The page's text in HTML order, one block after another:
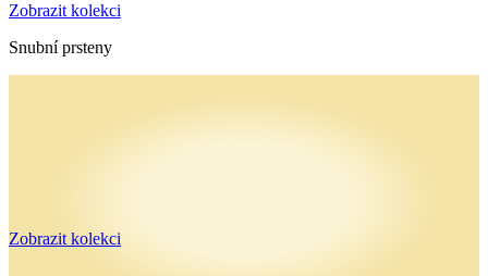
Zobrazit kolekci
Snubní prsteny
Zobrazit kolekci